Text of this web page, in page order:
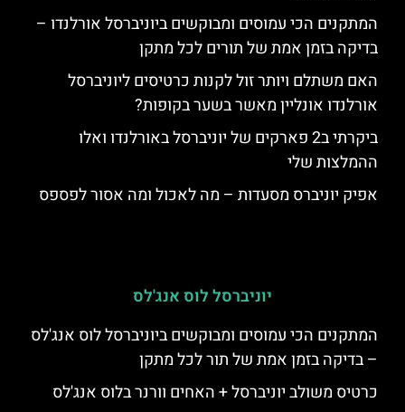
המתקנים הכי עמוסים ומבוקשים ביוניברסל אורלנדו –
בדיקה בזמן אמת של תורים לכל מתקן
האם משתלם ויותר זול לקנות כרטיסים ליוניברסל
אורלנדו אונליין מאשר בשער בקופות?
ביקרתי ב2 פארקים של יוניברסל באורלנדו ואלו
ההמלצות שלי
אפיק יוניברס מסעדות – מה לאכול ומה אסור לפספס
יוניברסל לוס אנג'לס
המתקנים הכי עמוסים ומבוקשים ביוניברסל לוס אנג'לס
– בדיקה בזמן אמת של תור לכל מתקן
כרטיס משולב יוניברסל + האחים וורנר בלוס אנג'לס